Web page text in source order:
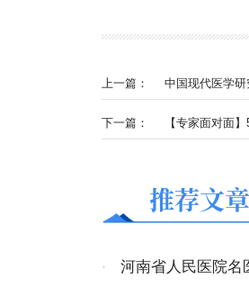
上一篇： 中国现代医学
下一篇： 【专家面对面
推荐文
·
河南省人民医院名